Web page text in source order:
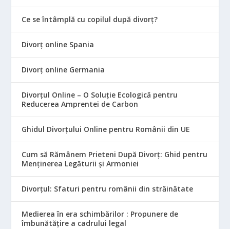
Ce se întâmplă cu copilul după divorț?
Divorț online Spania
Divorț online Germania
Divorțul Online – O Soluție Ecologică pentru
Reducerea Amprentei de Carbon
Ghidul Divorțului Online pentru Românii din UE
Cum să Rămânem Prieteni După Divorț: Ghid pentru
Menținerea Legăturii și Armoniei
Divorțul: Sfaturi pentru românii din străinătate
Medierea în era schimbărilor : Propunere de
îmbunătățire a cadrului legal